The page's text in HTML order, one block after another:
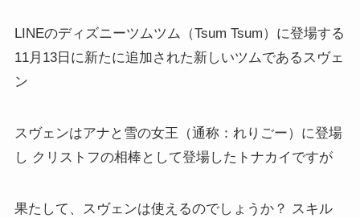
LINEのディズニーツムツム（Tsum Tsum）に登場する
11月13日に新たに追加された新しいツムであるスヴェ
ン
スヴェンはアナと雪の女王（通称：れりごー）に登場
し クリストフの相棒として登場したトナカイですが
果たして、スヴェンは使えるのでしょうか？ スキル